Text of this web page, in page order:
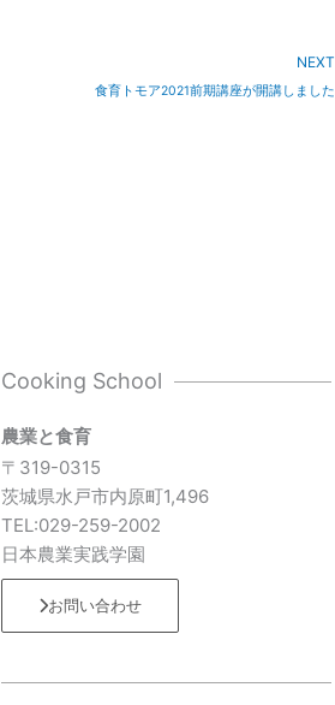
NEXT
食育トモア2021前期講座が開講しました
Cooking School
農業と食育
〒319-0315
茨城県水戸市内原町1,496
TEL:029-259-2002
日本農業実践学園
お問い合わせ